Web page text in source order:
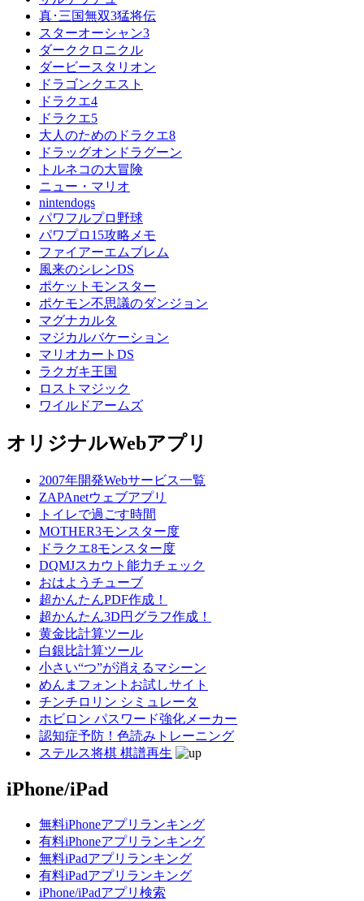
真･三国無双3猛将伝
スターオーシャン3
ダーククロニクル
ダービースタリオン
ドラゴンクエスト
ドラクエ4
ドラクエ5
大人のためのドラクエ8
ドラッグオンドラグーン
トルネコの大冒険
ニュー・マリオ
nintendogs
パワフルプロ野球
パワプロ15攻略メモ
ファイアーエムブレム
風来のシレンDS
ポケットモンスター
ポケモン不思議のダンジョン
マグナカルタ
マジカルバケーション
マリオカートDS
ラクガキ王国
ロストマジック
ワイルドアームズ
オリジナルWebアプリ
2007年開発Webサービス一覧
ZAPAnetウェブアプリ
トイレで過ごす時間
MOTHER3モンスター度
ドラクエ8モンスター度
DQMJスカウト能力チェック
おはようチューブ
超かんたんPDF作成！
超かんたん3D円グラフ作成！
黄金比計算ツール
白銀比計算ツール
小さい“つ”が消えるマシーン
めんまフォントお試しサイト
チンチロリン シミュレータ
ホビロン パスワード強化メーカー
認知症予防！色読みトレーニング
ステルス将棋 棋譜再生
iPhone/iPad
無料iPhoneアプリランキング
有料iPhoneアプリランキング
無料iPadアプリランキング
有料iPadアプリランキング
iPhone/iPadアプリ検索